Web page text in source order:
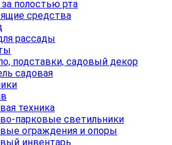
полостью рта
средства
рассады
подставки, садовый декор
садовая
техника
парковые светильники
ограждения и опоры
инвентарь